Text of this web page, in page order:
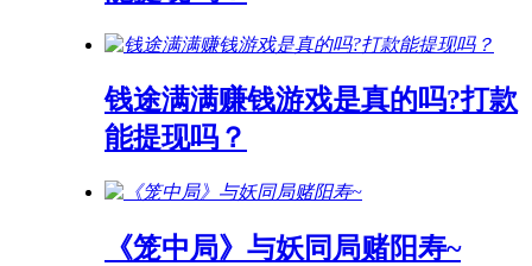
钱途满满赚钱游戏是真的吗?打款
能提现吗？
《笼中局》与妖同局赌阳寿~